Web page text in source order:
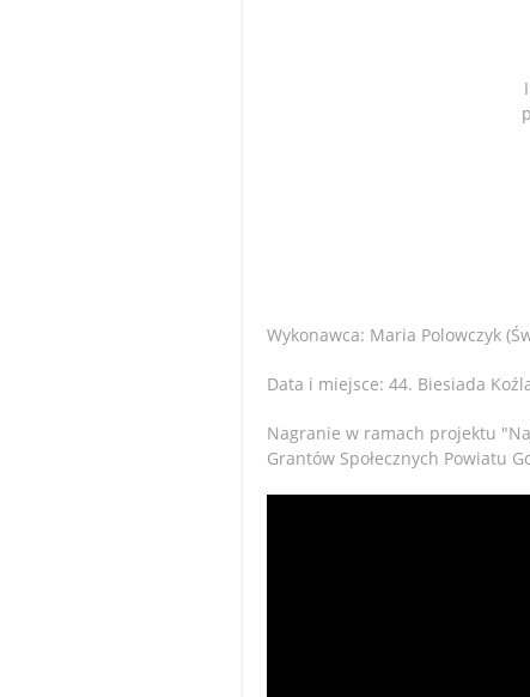
Wykonawca: Maria Polowczyk
Data i miejsce: 44. Biesiada
Nagranie w ramach projektu
Grantów Społecznych Powiatu